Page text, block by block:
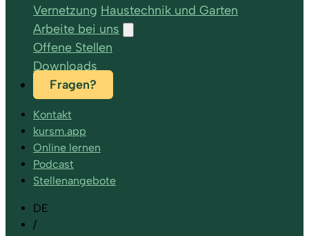
Vernetzung Haustechnik und Garten
Arbeite bei uns
Offene Stellen
Downloads
Fragen?
Kontakt
kursm.app
Online lernen
Podcast
Stellenangebote
DE
/